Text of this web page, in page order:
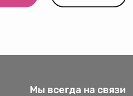
Мы всегда на связи